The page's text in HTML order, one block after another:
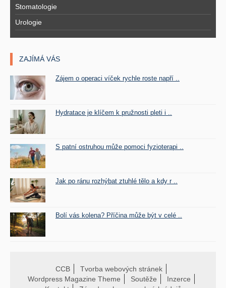
Stomatologie
Urologie
ZAJÍMÁ VÁS
Zájem o operaci víček rychle roste napří ..
Hydratace je klíčem k pružnosti pleti i ..
S patní ostruhou může pomoci fyzioterapi ..
Jak po ránu rozhýbat ztuhlé tělo a kdy r ..
Bolí vás kolena? Příčina může být v celé ..
CCB
Tvorba webových stránek
Wordpress Magazine Theme
Soutěže
Inzerce